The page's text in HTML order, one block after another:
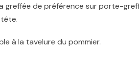
greffée de préférence sur porte-
tête.
à la tavelure du pommier.